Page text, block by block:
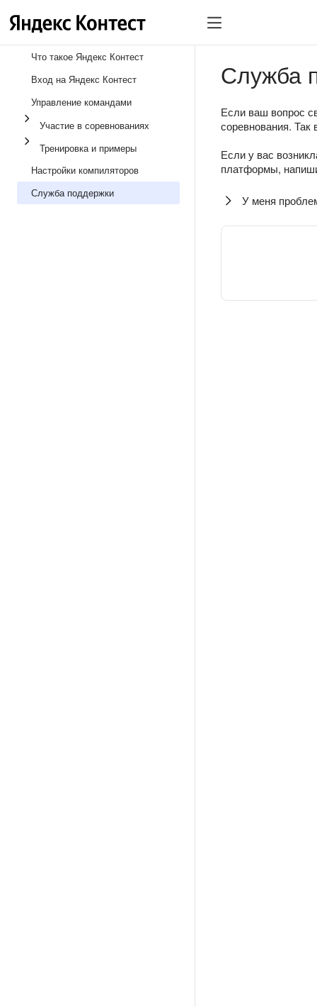
Что такое Яндекс Контест
Вход на Яндекс Контест
Управление командами
Участие в соревнованиях
Тренировка и примеры
Настройки компиляторов
Служба поддержки
Служба
Если ваш вопрос
соревнования. Так
Если у вас
платформы,
У меня